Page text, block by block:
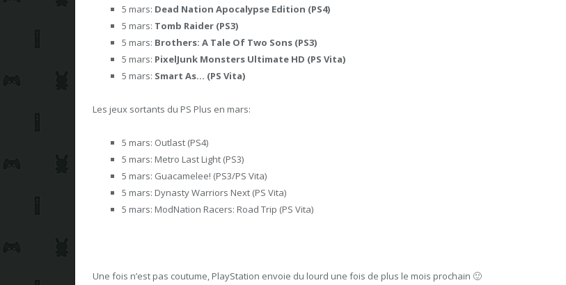
5 mars: Dead Nation Apocalypse Edition (PS4)
5 mars: Tomb Raider (PS3)
5 mars: Brothers: A Tale Of Two Sons (PS3)
5 mars: PixelJunk Monsters Ultimate HD (PS Vita)
5 mars: Smart As… (PS Vita)
Les jeux sortants du PS Plus en mars:
5 mars: Outlast (PS4)
5 mars: Metro Last Light (PS3)
5 mars: Guacamelee! (PS3/PS Vita)
5 mars: Dynasty Warriors Next (PS Vita)
5 mars: ModNation Racers: Road Trip (PS Vita)
Une fois n’est pas coutume, PlayStation envoie du lourd une fois de plus le mois prochain 🙂